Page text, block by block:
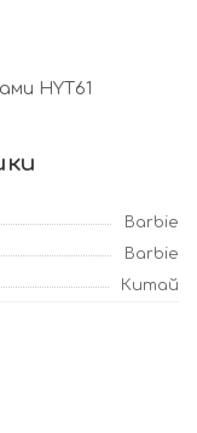
HYT61
Barbie
Barbie
Китай